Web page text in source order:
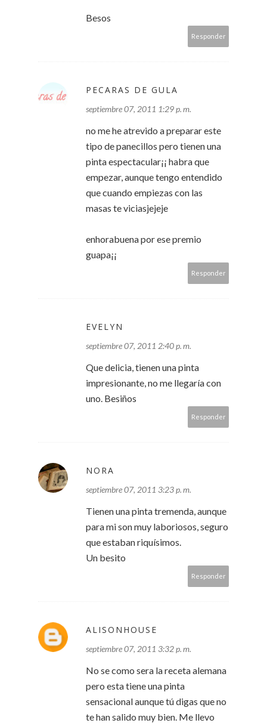
Besos
Responder
PECARAS DE GULA
septiembre 07, 2011 1:29 p. m.
no me he atrevido a preparar este
tipo de panecillos pero tienen una
pinta espectacular¡¡ habra que
empezar, aunque tengo entendido
que cuando empiezas con las
masas te viciasjejeje
enhorabuena por ese premio
guapa¡¡
Responder
EVELYN
septiembre 07, 2011 2:40 p. m.
Que delicia, tienen una pinta
impresionante, no me llegaría con
uno. Besiños
Responder
NORA
septiembre 07, 2011 3:23 p. m.
Tienen una pinta tremenda, aunque
para mi son muy laboriosos, seguro
que estaban riquísimos.
Un besito
Responder
ALISONHOUSE
septiembre 07, 2011 3:32 p. m.
No se como sera la receta alemana
pero esta tiene una pinta
sensacional aunque tú digas que no
te han salido muy bien. Me llevo